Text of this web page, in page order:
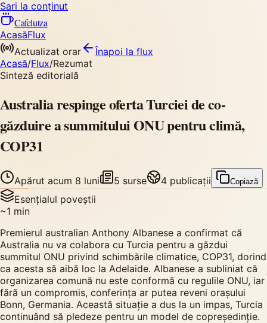
Sari la conținut
Cafelutza
AcasăFlux
Actualizat orar
Înapoi la flux
Acasă/Flux/Rezumat
Sinteză editorială
Australia respinge oferta Turciei de co-
găzduire a summitului ONU pentru climă,
COP31
Apărut acum 8 luni 5 surse 4 publicații Copiază
Esențialul poveștii
~1 min
Premierul australian Anthony Albanese a confirmat că
Australia nu va colabora cu Turcia pentru a găzdui
summitul ONU privind schimbările climatice, COP31, dorind
ca acesta să aibă loc la Adelaide. Albanese a subliniat că
organizarea comună nu este conformă cu regulile ONU, iar
fără un compromis, conferința ar putea reveni orașului
Bonn, Germania. Această situație a dus la un impas, Turcia
continuând să pledeze pentru un model de copreședinție.